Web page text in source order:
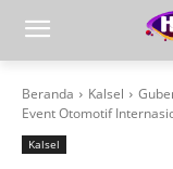
Beranda Kalsel
Event Otomotif
Kalsel